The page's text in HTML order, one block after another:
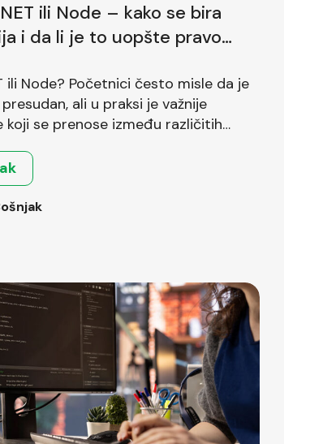
ili Node – kako se bira
i da li je to uopšte pravo
ili Node? Početnici često misle da je
ali u praksi je važnije
se prenose između različitih